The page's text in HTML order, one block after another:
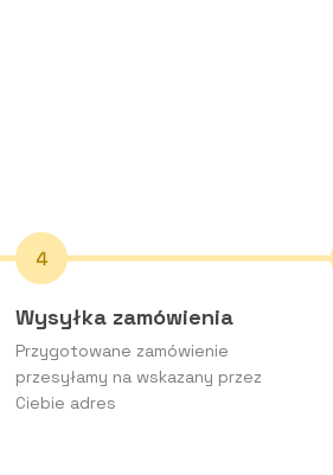
Wysyłka zamówienia
Przygotowane zamówienie
przesyłamy na wskazany przez
Ciebie adres